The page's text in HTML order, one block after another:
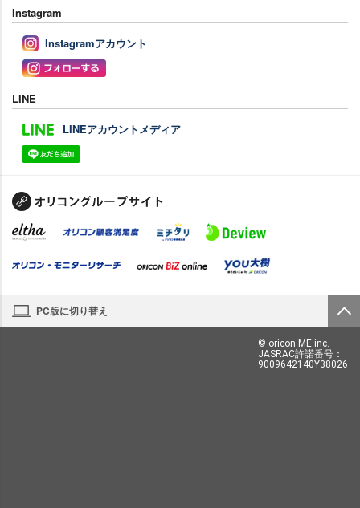
Instagram
Instagramアカウント
LINE
LINEアカウントメディア
PC版に切り替え
© oricon ME inc.
JASRAC許諾番号：
9009642140Y38026